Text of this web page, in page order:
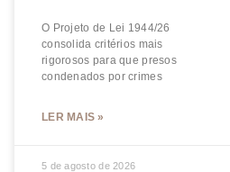
O Projeto de Lei 1944/26
consolida critérios mais
rigorosos para que presos
condenados por crimes
LER MAIS »
5 de agosto de 2026